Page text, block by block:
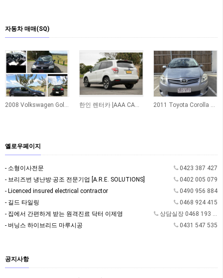
자동차 매매(SQ)
2008 Volkswagen Golf TDI Automatic 한인 렌터카 [AAA CAR RENTAL] 2011 Toyota Corolla Hatchback 팝니다
옐로우페이지
- 소형이사전문
0423 387 427
- 브리즈번 냉난방·공조 전문기업 [A.R.E. SOLUTIONS]
0402 005 079
- Licenced insured electrical contractor
0490 956 884
- 길드 타일링
0468 924 415
- 집에서 간편하게 받는 원격진료 닥터 이제영
상담실장 0468 193 362
- 버닝스 하이브리드 마루시공
0431 547 535
공지사항